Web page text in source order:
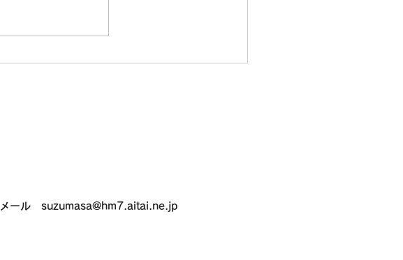
夏野菜の収穫と管理作業を実
メール suzumasa@hm7.aitai.ne.jp